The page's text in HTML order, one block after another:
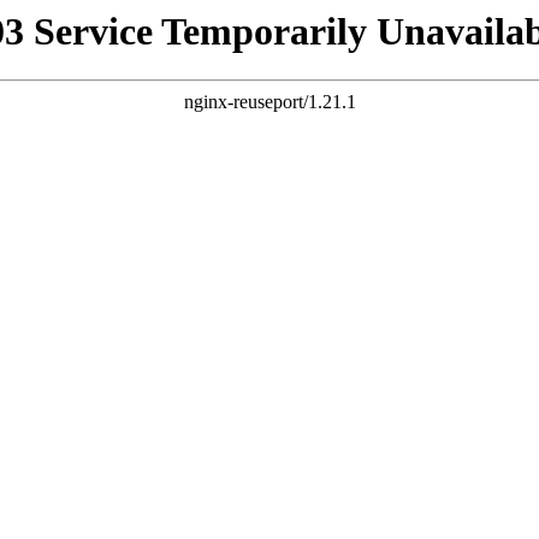
Service Temporarily
nginx-reuseport/1.21.1